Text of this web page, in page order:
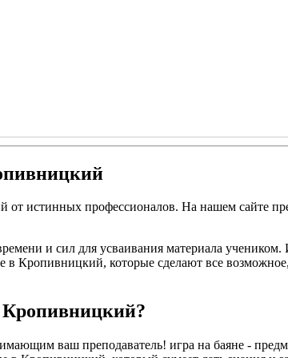
от истинных профессионалов. На нашем сайте
и сил для усваивания материала
Кропивницкий, которые сделают все
Кропивницкий?
ваш преподаватель! игра на баяне -